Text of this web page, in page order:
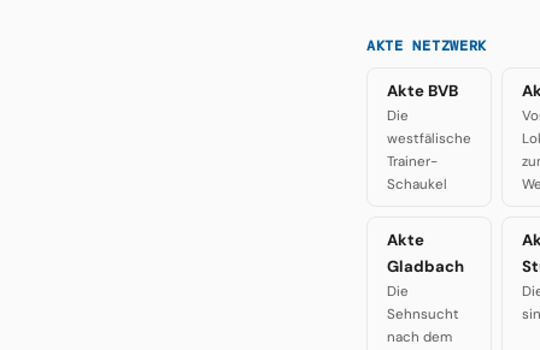
AKTE NETZWERK
Akte BVB
Die
westfälische
Trainer-
Schaukel
Akte
Gladbach
Die
Sehnsucht
nach dem